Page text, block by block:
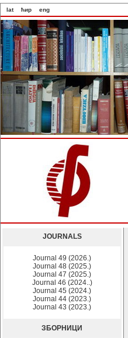
lat ћир eng
JOURNALS
Journal 49 (2026.)
Journal 48 (2025.)
Journal 47 (2025.)
Journal 46 (2024..)
Journal 45 (2024.)
Journal 44 (2023.)
Journal 43 (2023.)
ЗБОРНИЦИ